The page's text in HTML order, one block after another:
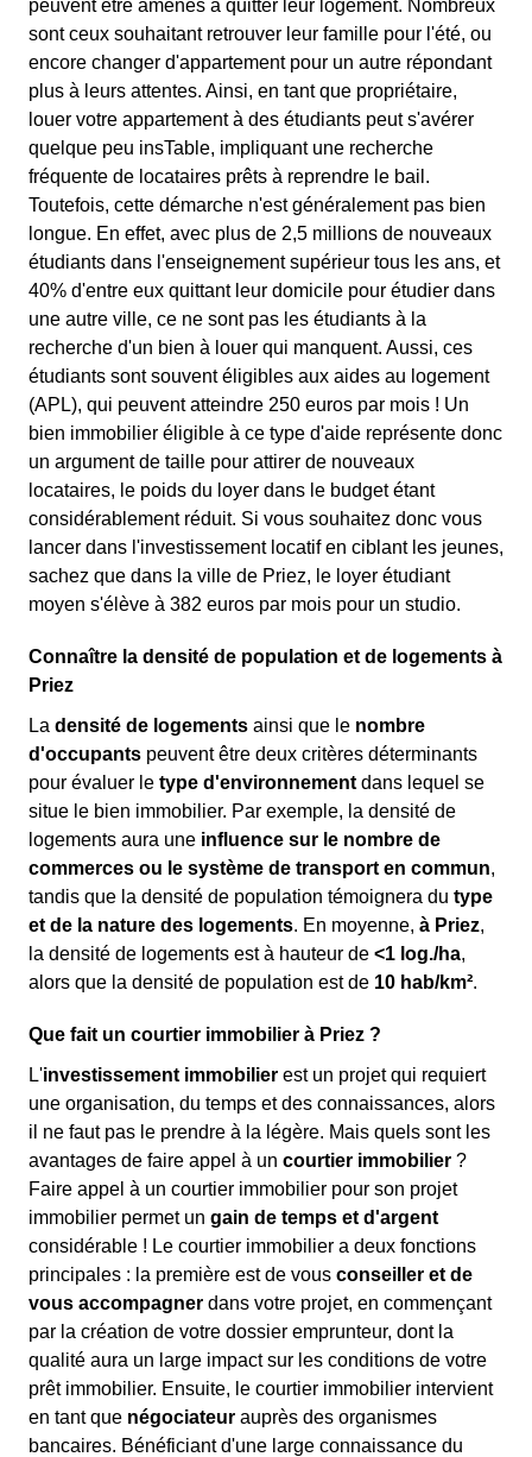
peuvent être amenés à quitter leur logement. Nombreux
sont ceux souhaitant retrouver leur famille pour l'été, ou
encore changer d'appartement pour un autre répondant
plus à leurs attentes. Ainsi, en tant que propriétaire,
louer votre appartement à des étudiants peut s'avérer
quelque peu insTable, impliquant une recherche
fréquente de locataires prêts à reprendre le bail.
Toutefois, cette démarche n'est généralement pas bien
longue. En effet, avec plus de 2,5 millions de nouveaux
étudiants dans l'enseignement supérieur tous les ans, et
40% d'entre eux quittant leur domicile pour étudier dans
une autre ville, ce ne sont pas les étudiants à la
recherche d'un bien à louer qui manquent. Aussi, ces
étudiants sont souvent éligibles aux aides au logement
(APL), qui peuvent atteindre 250 euros par mois ! Un
bien immobilier éligible à ce type d'aide représente donc
un argument de taille pour attirer de nouveaux
locataires, le poids du loyer dans le budget étant
considérablement réduit. Si vous souhaitez donc vous
lancer dans l'investissement locatif en ciblant les jeunes,
sachez que dans la ville de Priez, le loyer étudiant
moyen s'élève à 382 euros par mois pour un studio.
Connaître la densité de population et de logements à
Priez
La densité de logements ainsi que le nombre
d'occupants peuvent être deux critères déterminants
pour évaluer le type d'environnement dans lequel se
situe le bien immobilier. Par exemple, la densité de
logements aura une influence sur le nombre de
commerces ou le système de transport en commun,
tandis que la densité de population témoignera du type
et de la nature des logements. En moyenne, à Priez,
la densité de logements est à hauteur de <1 log./ha,
alors que la densité de population est de 10 hab/km².
Que fait un courtier immobilier à Priez ?
L'investissement immobilier est un projet qui requiert
une organisation, du temps et des connaissances, alors
il ne faut pas le prendre à la légère. Mais quels sont les
avantages de faire appel à un courtier immobilier ?
Faire appel à un courtier immobilier pour son projet
immobilier permet un gain de temps et d'argent
considérable ! Le courtier immobilier a deux fonctions
principales : la première est de vous conseiller et de
vous accompagner dans votre projet, en commençant
par la création de votre dossier emprunteur, dont la
qualité aura un large impact sur les conditions de votre
prêt immobilier. Ensuite, le courtier immobilier intervient
en tant que négociateur auprès des organismes
bancaires. Bénéficiant d'une large connaissance du